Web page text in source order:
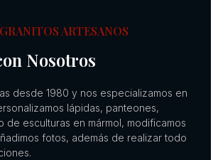
ARTESANOS
Nosotros
desde 1980 y nos especializamos en
lápidas, panteones,
de esculturas en mármol, modificamos
fotos, además de realizar todo